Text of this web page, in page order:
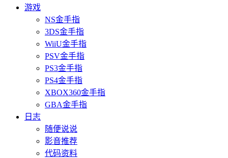
游戏
NS金手指
3DS金手指
WiiU金手指
PSV金手指
PS3金手指
PS4金手指
XBOX360金手指
GBA金手指
日志
随便说说
影音推荐
代码资料